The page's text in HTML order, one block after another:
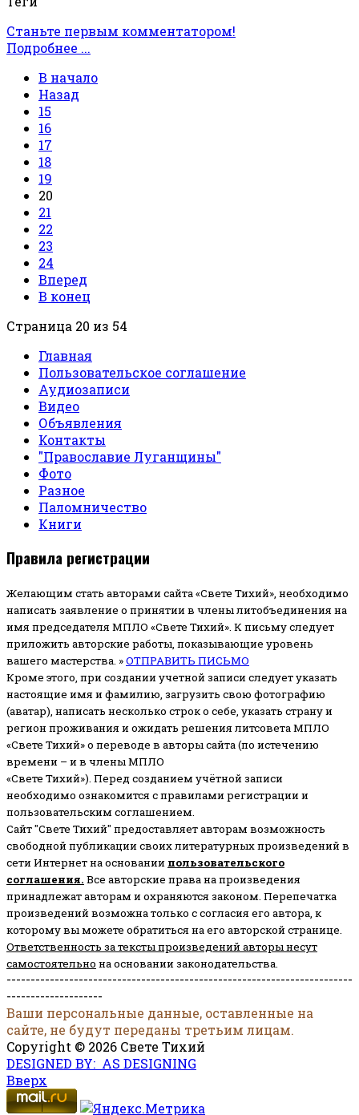
Станьте первым комментатором!
Подробнее ...
В начало
Назад
15
16
17
18
19
20
21
22
23
24
Вперед
В конец
Страница 20 из 54
Главная
Пользовательское соглашение
Аудиозаписи
Видео
Объявления
Контакты
"Православие Луганщины"
Фото
Разное
Паломничество
Книги
Правила регистрации
Желающим стать авторами сайта «Свете Тихий», необходимо
написать заявление о принятии в члены литобъединения на
имя председателя МПЛО «Свете Тихий». К письму следует
приложить авторские работы, показывающие уровень
вашего мастерства. »ОТПРАВИТЬ ПИСЬМО
Кроме этого, при создании учетной записи следует указать
настоящие имя и фамилию, загрузить свою фотографию
(аватар), написать несколько строк о себе, указать страну и
регион проживания и ожидать решения литсовета МПЛО
«Свете Тихий» о переводе в авторы сайта (по истечению
времени – и в члены МПЛО
«Свете Тихий»). Перед созданием учётной записи
необходимо ознакомится с правилами регистрации и
пользовательским соглашением.
Сайт "Свете Тихий" предоставляет авторам возможность
свободной публикации своих литературных произведений в
сети Интернет на основании пользовательского
соглашения. Все авторские права на произведения
принадлежат авторам и охраняются законом. Перепечатка
произведений возможна только с согласия его автора, к
которому вы можете обратиться на его авторской странице.
Ответственность за тексты произведений авторы несут
самостоятельно на основании законодательства.
------------------------------------------------------------------------
--------------------
Ваши персональные данные, оставленные на
сайте, не будут переданы третьим лицам.
Copyright © 2026 Свете Тихий
DESIGNED BY: AS DESIGNING
Вверх